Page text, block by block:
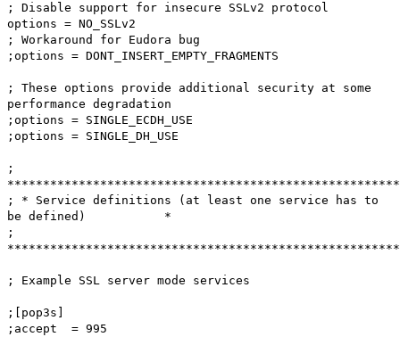
; Disable support for insecure SSLv2 protocol
options = NO_SSLv2
; Workaround for Eudora bug
;options = DONT_INSERT_EMPTY_FRAGMENTS
; These options provide additional security at some
performance degradation
;options = SINGLE_ECDH_USE
;options = SINGLE_DH_USE
;
; * Service definitions (at least one service has to
be defined) *
;
; Example SSL server mode services
;[pop3s]
;accept = 995